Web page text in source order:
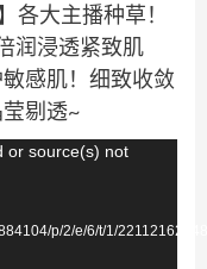
各大主播种草！
润浸透紧致肌
感肌！细致收敛
剔透~
or source(s) not
p/2/e/6/t/1/